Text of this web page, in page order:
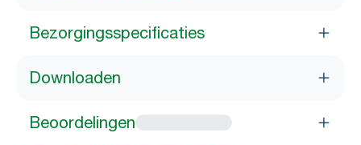
Bezorgingsspecificaties
Downloaden
Beoordelingen